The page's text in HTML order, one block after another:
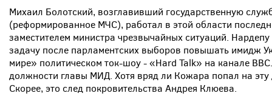
Михаил Болотский, возглавивший государственную
(реформированное МЧС), работал в этой области
заместителем министра чрезвычайных ситуаций.
задачу после парламентских выборов повышать имидж
мире» политическом ток-шоу - «Hard Talk» на канале
должности главы МИД. Хотя вряд ли Кожара попал на
Скорее, это след покровительства Андрея Клюева.